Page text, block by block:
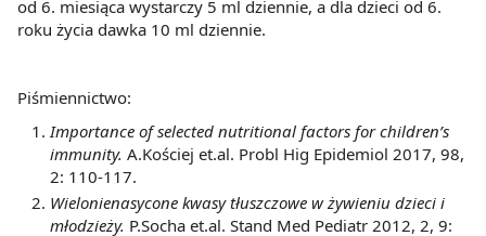
od 6. miesiąca wystarczy 5 ml dziennie, a dla dzieci od 6.
roku życia dawka 10 ml dziennie.
Piśmiennictwo:
Importance of selected nutritional factors for children’s
immunity. A.Kościej et.al. Probl Hig Epidemiol 2017, 98,
2: 110-117.
Wielonienasycone kwasy tłuszczowe w żywieniu dzieci i
młodzieży. P.Socha et.al. Stand Med Pediatr 2012, 2, 9: